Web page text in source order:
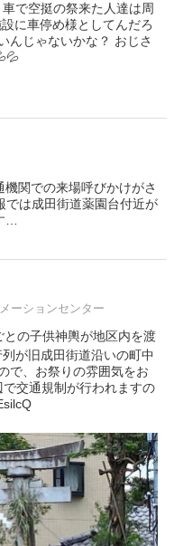
で空挺の祭来た人達は周
に車停め様としてんだろ
んじゃないかな？ おじさ
関での来場呼びかけがさ
は成田街道薬園台付近が
…
ーションセンター
の子供神輿が地区内を渡
が旧成田街道沿いの町中
で、お祭りの雰囲気をお
交通規制が行われますの